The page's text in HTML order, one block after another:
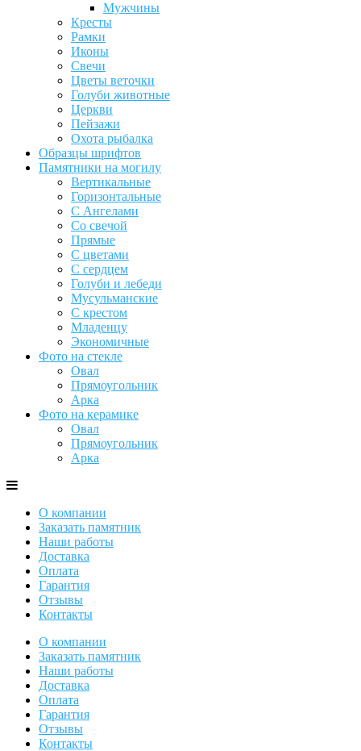
Мужчины
Кресты
Рамки
Иконы
Свечи
Цветы веточки
Голуби животные
Церкви
Пейзажи
Охота рыбалка
Образцы шрифтов
Памятники на могилу
Вертикальные
Горизонтальные
С Ангелами
Со свечой
Прямые
С цветами
С сердцем
Голуби и лебеди
Мусульманские
С крестом
Младенцу
Экономичные
Фото на стекле
Овал
Прямоугольник
Арка
Фото на керамике
Овал
Прямоугольник
Арка
О компании
Заказать памятник
Наши работы
Доставка
Оплата
Гарантия
Отзывы
Контакты
О компании
Заказать памятник
Наши работы
Доставка
Оплата
Гарантия
Отзывы
Контакты